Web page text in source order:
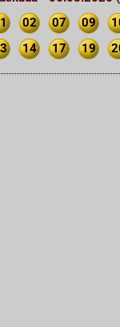
02 07 09
14 17 19